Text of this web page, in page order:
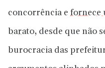
concorrência e fornece
barato, desde que não
burocracia das